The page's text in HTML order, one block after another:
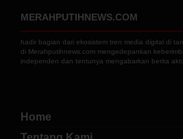
MERAHPUTIHNEWS.COM
hadir bagian dari ekosistem tren media digital di
di Merahputihnews.com mengedepankan
independen dan tentunya mengabarkan berita
Home